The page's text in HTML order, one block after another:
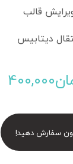
قالب
دیتابیس
400,000
سفارش دهید!